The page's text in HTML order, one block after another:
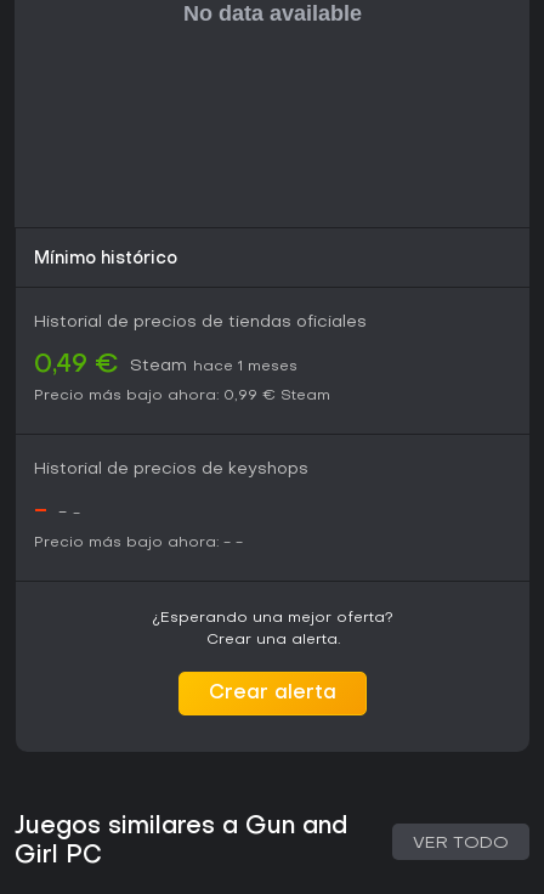
Mínimo histórico
Historial de precios de tiendas oficiales
0,49 € Steam
hace 1 meses
Precio más bajo ahora: 0,99 € Steam
Historial de precios de keyshops
- - -
Precio más bajo ahora: - -
¿Esperando una mejor oferta?
Crear una alerta.
Crear alerta
Juegos similares a Gun and
Girl PC
VER TODO